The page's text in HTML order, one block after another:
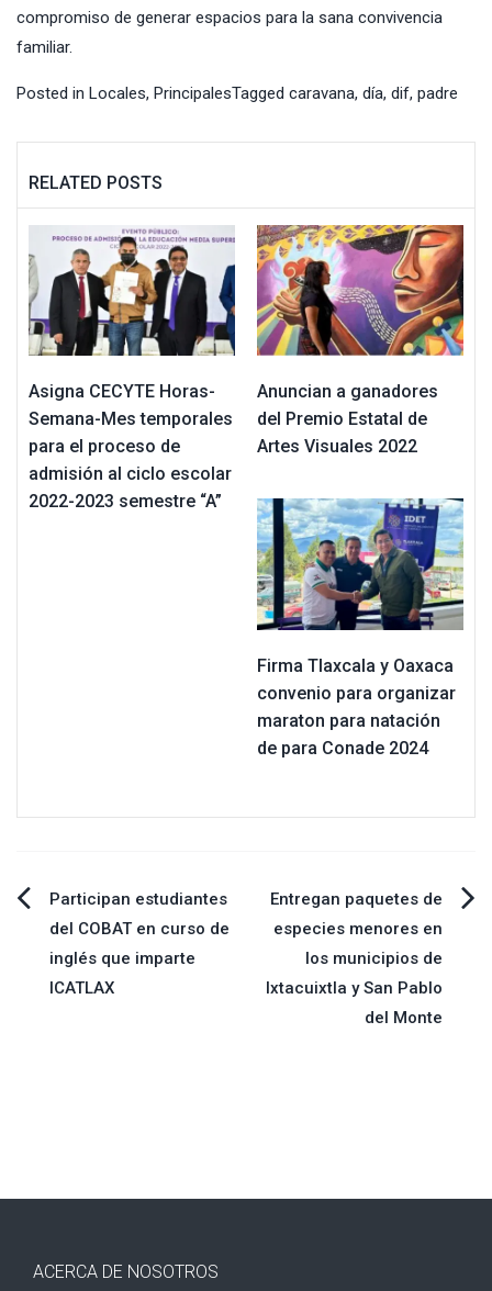
compromiso de generar espacios para la sana convivencia
familiar.
Posted in Locales, PrincipalesTagged caravana, día, dif, padre
RELATED POSTS
Asigna CECYTE Horas-
Semana-Mes temporales
para el proceso de
admisión al ciclo escolar
2022-2023 semestre “A”
Anuncian a ganadores
del Premio Estatal de
Artes Visuales 2022
Firma Tlaxcala y Oaxaca
convenio para organizar
maraton para natación
de para Conade 2024
Navegación
de
entradas
Participan estudiantes
del COBAT en curso de
inglés que imparte
ICATLAX
Entregan paquetes de
especies menores en
los municipios de
Ixtacuixtla y San Pablo
del Monte
ACERCA DE NOSOTROS